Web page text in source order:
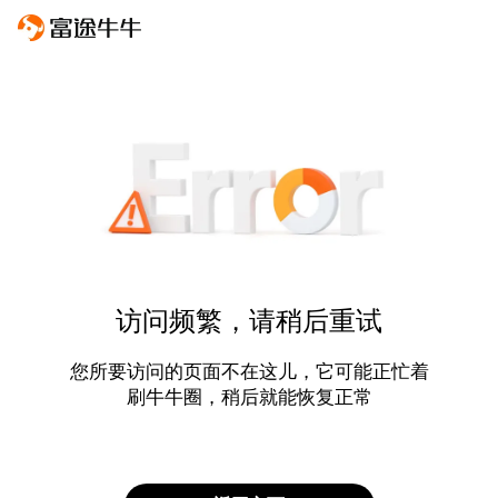
访问频繁，请稍后重试
您所要访问的页面不在这儿，它可能正忙着
刷牛牛圈，稍后就能恢复正常